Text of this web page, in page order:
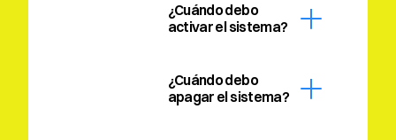
¿Cuándo debo
activar el sistema?
¿Cuándo debo
apagar el sistema?